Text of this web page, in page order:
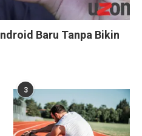
Baru Tanpa Bikin
3